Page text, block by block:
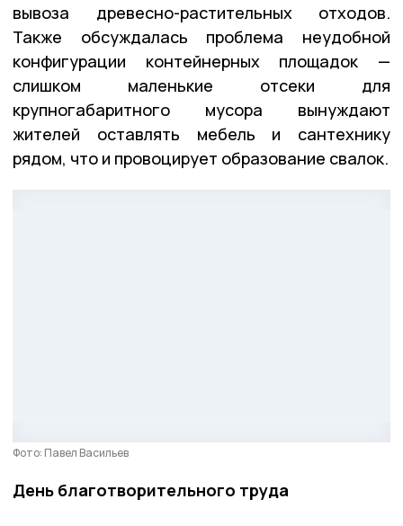
вывоза древесно-растительных отходов.
Также обсуждалась проблема неудобной
конфигурации контейнерных площадок —
слишком маленькие отсеки для
крупногабаритного мусора вынуждают
жителей оставлять мебель и сантехнику
рядом, что и провоцирует образование свалок.
Фото: Павел Васильев
День благотворительного труда